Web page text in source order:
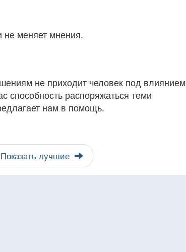
не меняет мнения.
не приходит человек под влиянием
способность распоряжаться теми
нам в помощь.
Показать лучшие